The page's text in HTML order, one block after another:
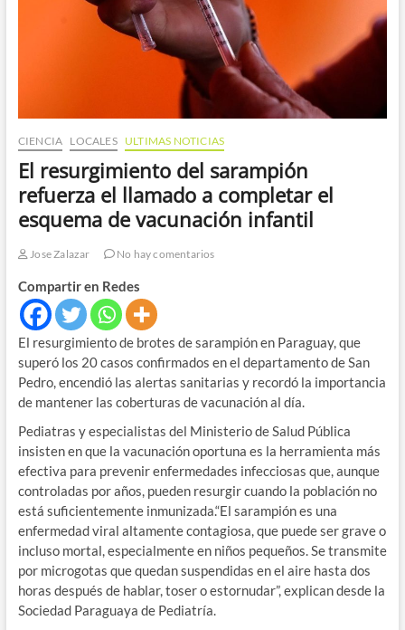
CIENCIA LOCALES ULTIMAS NOTICIAS
El resurgimiento del sarampión
refuerza el llamado a completar el
esquema de vacunación infantil
Jose Zalazar No hay comentarios
Compartir en Redes
El resurgimiento de brotes de sarampión en Paraguay, que
superó los 20 casos confirmados en el departamento de San
Pedro, encendió las alertas sanitarias y recordó la importancia
de mantener las coberturas de vacunación al día.
Pediatras y especialistas del Ministerio de Salud Pública
insisten en que la vacunación oportuna es la herramienta más
efectiva para prevenir enfermedades infecciosas que, aunque
controladas por años, pueden resurgir cuando la población no
está suficientemente inmunizada.“El sarampión es una
enfermedad viral altamente contagiosa, que puede ser grave o
incluso mortal, especialmente en niños pequeños. Se transmite
por microgotas que quedan suspendidas en el aire hasta dos
horas después de hablar, toser o estornudar”, explican desde la
Sociedad Paraguaya de Pediatría.